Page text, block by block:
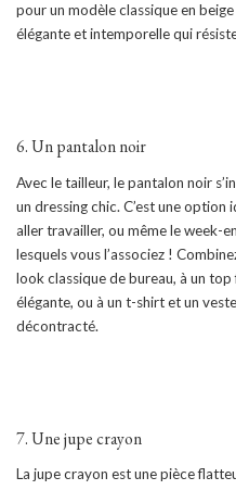
pour un modèle classique en
élégante et intemporelle qui
6. Un pantalon noir
Avec le tailleur, le pantalon noir
un dressing chic. C’est une
aller travailler, ou même le week-
lesquels vous l’associez !
look classique de bureau, à un
élégante, ou à un t-shirt et un
décontracté.
7. Une jupe crayon
La jupe crayon est une pièce